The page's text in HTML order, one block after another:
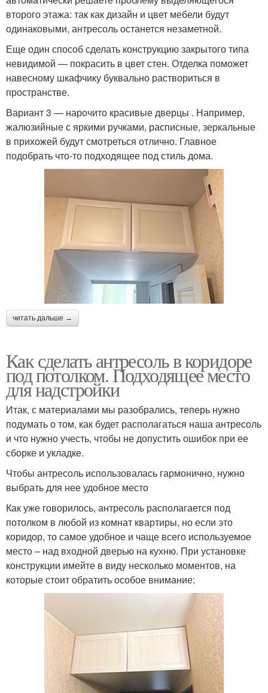
второго этажа: так как дизайн и цвет мебели будут
одинаковыми, антресоль останется незаметной.
Еще один способ сделать конструкцию закрытого типа
невидимой — покрасить в цвет стен. Отделка поможет
навесному шкафчику буквально раствориться в
пространстве.
Вариант 3 — нарочито красивые дверцы . Например,
жалюзийные с яркими ручками, расписные, зеркальные
в прихожей будут смотреться отлично. Главное
подобрать что-то подходящее под стиль дома.
читать дальше →
Как сделать антресоль в коридоре
под потолком. Подходящее место
для надстройки
Итак, с материалами мы разобрались, теперь нужно
подумать о том, как будет располагаться наша антресоль
и что нужно учесть, чтобы не допустить ошибок при ее
сборке и укладке.
Чтобы антресоль использовалась гармонично, нужно
выбрать для нее удобное место
Как уже говорилось, антресоль располагается под
потолком в любой из комнат квартиры, но если это
коридор, то самое удобное и чаще всего используемое
место – над входной дверью на кухню. При установке
конструкции имейте в виду несколько моментов, на
которые стоит обратить особое внимание: